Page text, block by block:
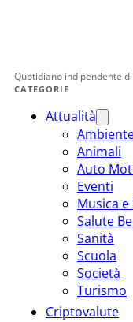
Quotidiano indipendente
CATEGORIE
Attualità
Animali
Auto
Eventi
Musica
Salute
Sanità
Scuola
Società
Turismo
Criptovalute